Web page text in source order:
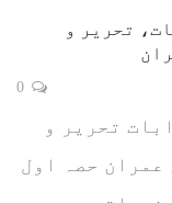
تحریر و
تحریر و
عمران حصہ اول